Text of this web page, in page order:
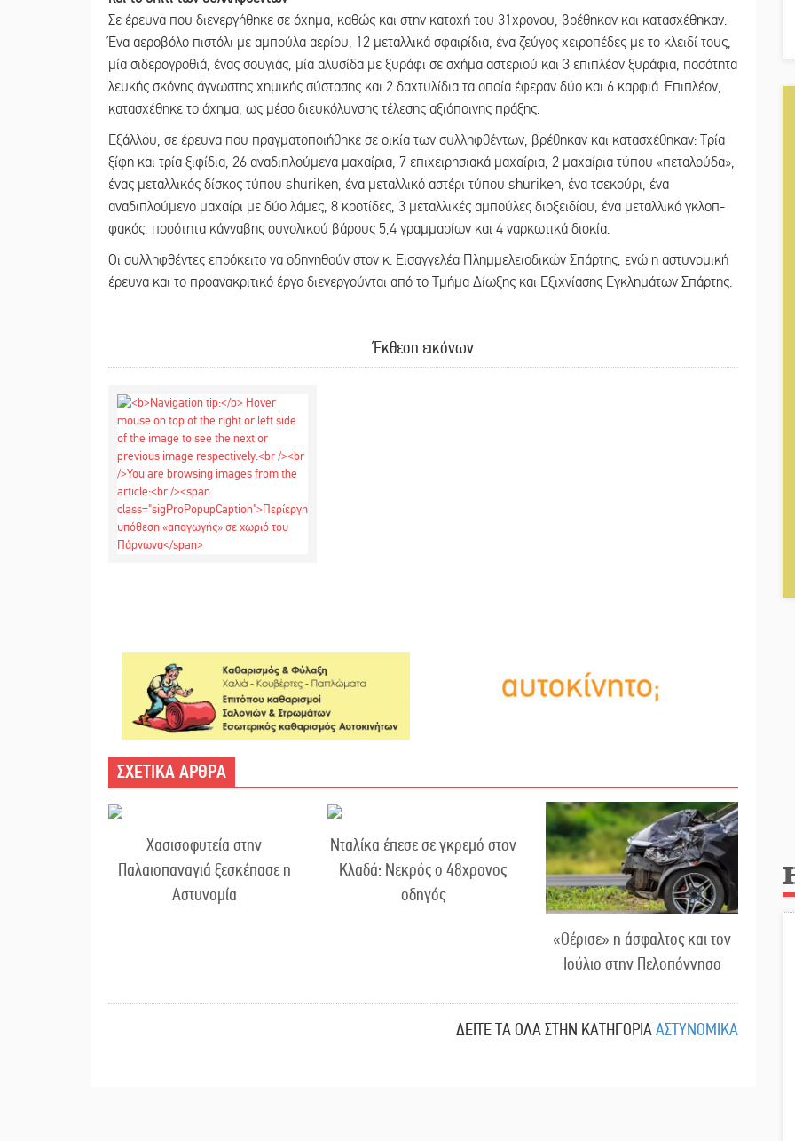
Σε έρευνα που διενεργήθηκε σε όχημα, καθώς και στην κατοχή του 31χρονου, βρέθηκαν και κατασχέθηκαν:
Ένα αεροβόλο πιστόλι με αμπούλα αερίου, 12 μεταλλικά σφαιρίδια, ένα ζεύγος χειροπέδες με το κλειδί τους,
μία σιδερογροθιά, ένας σουγιάς, μία αλυσίδα με ξυράφι σε σχήμα αστεριού και 3 επιπλέον ξυράφια, ποσότητα
λευκής σκόνης άγνωστης χημικής σύστασης και 2 δαχτυλίδια τα οποία έφεραν δύο και 6 καρφιά. Επιπλέον,
κατασχέθηκε το όχημα, ως μέσο διευκόλυνσης τέλεσης αξιόποινης πράξης.
Εξάλλου, σε έρευνα που πραγματοποιήθηκε σε οικία των συλληφθέντων, βρέθηκαν και κατασχέθηκαν: Τρία
ξίφη και τρία ξιφίδια, 26 αναδιπλούμενα μαχαίρια, 7 επιχειρησιακά μαχαίρια, 2 μαχαίρια τύπου «πεταλούδα»,
ένας μεταλλικός δίσκος τύπου shuriken, ένα μεταλλικό αστέρι τύπου shuriken, ένα τσεκούρι, ένα
αναδιπλούμενο μαχαίρι με δύο λάμες, 8 κροτίδες, 3 μεταλλικές αμπούλες διοξειδίου, ένα μεταλλικό γκλοπ-
φακός, ποσότητα κάνναβης συνολικού βάρους 5,4 γραμμαρίων και 4 ναρκωτικά δισκία.
Οι συλληφθέντες επρόκειτο να οδηγηθούν στον κ. Εισαγγελέα Πλημμελειοδικών Σπάρτης, ενώ η αστυνομική
έρευνα και το προανακριτικό έργο διενεργούνται από το Τμήμα Δίωξης και Εξιχνίασης Εγκλημάτων Σπάρτης.
Έκθεση εικόνων
ΣΧΕΤΙΚΑ ΑΡΘΡΑ
Χασισοφυτεία στην
Παλαιοπαναγιά ξεσκέπασε η
Αστυνομία
Νταλίκα έπεσε σε γκρεμό στον
Κλαδά: Νεκρός ο 48χρονος
οδηγός
«Θέρισε» η άσφαλτος και τον
Ιούλιο στην Πελοπόννησο
ΔΕΙΤΕ ΤΑ ΟΛΑ ΣΤΗΝ ΚΑΤΗΓΟΡΙΑΑΣΤΥΝΟΜΙΚΑ